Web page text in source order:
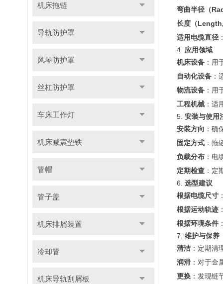
机床拖链
导轨防护罩
风琴防护罩
丝杠防护罩
车床工作灯
机床减震垫铁
管帽
管子盖
机床排屑装置
冷却管
机床导轨刮屑板
弯曲半径（
长度（
适用电缆直径
4. 应用领域
机床设备 ：用
自动化设备 ：
物流设备 ：用
工程机械 ：适
5. 安装与使用
安装方向 ：确
固定方式 ：拖
负载分布 ：电
定期检查 ：定
6. 选型建议
根据电缆尺寸
根据运动轨迹
根据环境条件
7. 维护与保养
清洁 ：定期清
润滑 ：对于金
更换 ：发现链